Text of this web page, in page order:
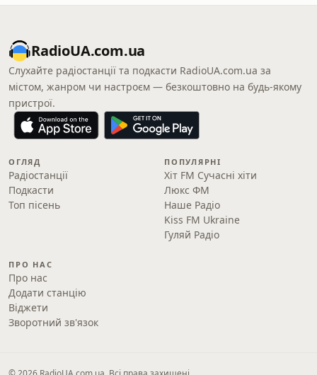
RadioUA.com.ua
Слухайте радіостанції та подкасти RadioUA.com.ua за
містом, жанром чи настроєм — безкоштовно на будь-якому
пристрої.
ОГЛЯД
Радіостанції
Подкасти
Топ пісень
ПОПУЛЯРНІ
Хіт FM Сучасні хіти
Люкс ФМ
Наше Радіо
Kiss FM Ukraine
Гуляй Радіо
ПРО НАС
Про нас
Додати станцію
Віджети
Зворотний зв'язок